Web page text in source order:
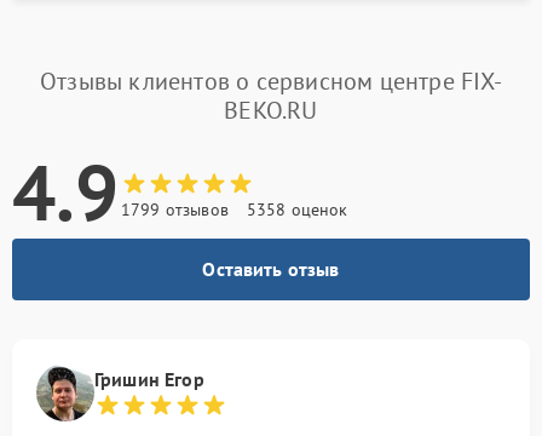
Отзывы клиентов о сервисном центре FIX-
BEKO.RU
4.9 1799 отзывов 5358 оценок
Оставить отзыв
Гришин Егор